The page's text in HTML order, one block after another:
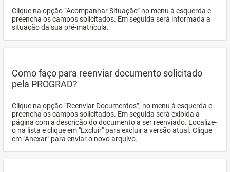
Clique na opção “Acompanhar Situação” no menu à esquerda e
preencha os campos solicitados. Em seguida será informada a
situação da sua pré-matrícula.
Como faço para reenviar documento solicitado
pela PROGRAD?
Clique na opção “Reenviar Documentos”, no menu à esquerda e
preencha os campos solicitados. Em seguida será exibida a
página com a descrição do documento a ser reenviado. Localize-
o na lista e clique em "Excluir" para excluir a versão atual. Clique
em "Anexar" para enviar o novo arquivo.